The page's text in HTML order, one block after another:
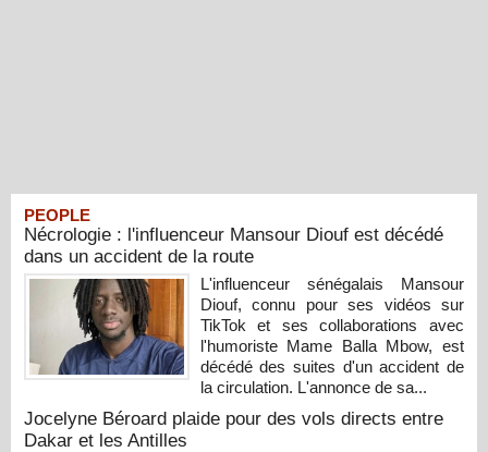
PEOPLE
Nécrologie : l'influenceur Mansour Diouf est décédé
dans un accident de la route
L'influenceur sénégalais Mansour
Diouf, connu pour ses vidéos sur
TikTok et ses collaborations avec
l'humoriste Mame Balla Mbow, est
décédé des suites d'un accident de
la circulation. L'annonce de sa...
Jocelyne Béroard plaide pour des vols directs entre
Dakar et les Antilles